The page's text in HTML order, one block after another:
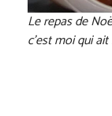
Le repas de
c’est moi qui